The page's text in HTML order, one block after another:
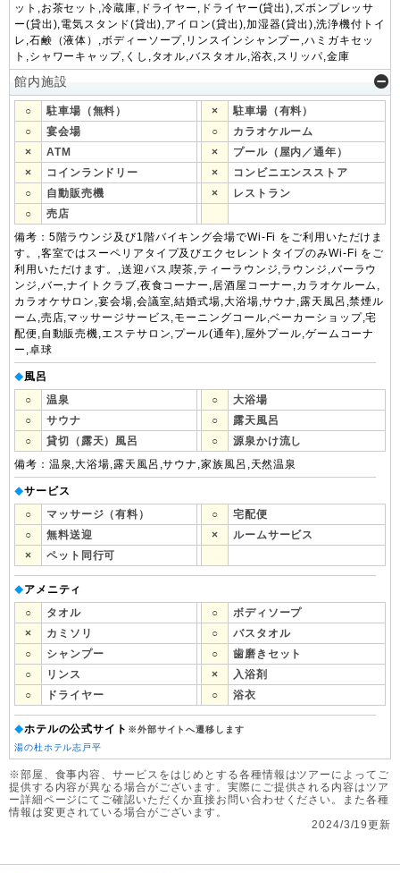
ット,お茶セット,冷蔵庫,ドライヤー,ドライヤー(貸出),ズボンプレッサ
ー(貸出),電気スタンド(貸出),アイロン(貸出),加湿器(貸出),洗浄機付トイ
レ,石鹸（液体）,ボディーソープ,リンスインシャンプー,ハミガキセッ
ト,シャワーキャップ,くし,タオル,バスタオル,浴衣,スリッパ,金庫
館内施設
○ 駐車場（無料） ×
駐車場（有料）
○
宴会場 ○
カラオケルーム
×
ATM ×
プール（屋内／通年）
×
コインランドリー ×
コンビニエンスストア
○
自動販売機 ×
レストラン
○
売店
備考：5階ラウンジ及び1階バイキング会場でWi-Fi をご利用いただけま
す。,客室ではスーペリアタイプ及びエクセレントタイプのみWi-Fi をご
利用いただけます。,送迎バス,喫茶,ティーラウンジ,ラウンジ,バーラウ
ンジ,バー,ナイトクラブ,夜食コーナー,居酒屋コーナー,カラオケルーム,
カラオケサロン,宴会場,会議室,結婚式場,大浴場,サウナ,露天風呂,禁煙ル
ーム,売店,マッサージサービス,モーニングコール,ベーカーショップ,宅
配便,自動販売機,エステサロン,プール(通年),屋外プール,ゲームコーナ
ー,卓球
◆風呂
○
温泉 ○
大浴場
○
サウナ ○
露天風呂
○
貸切（露天）風呂 ○
源泉かけ流し
備考：温泉,大浴場,露天風呂,サウナ,家族風呂,天然温泉
◆サービス
○
マッサージ（有料） ○
宅配便
○
無料送迎 ×
ルームサービス
×
ペット同行可
◆アメニティ
○
タオル ○
ボディソープ
×
カミソリ ○
バスタオル
○
シャンプー ○
歯磨きセット
○
リンス ×
入浴剤
○
ドライヤー ○ 浴衣
◆ホテルの公式サイト ※外部サイトへ遷移します
湯の杜ホテル志戸平
※部屋、食事内容、サービスをはじめとする各種情報はツアーによってご
提供する内容が異なる場合がございます。実際にご提供される内容はツア
ー詳細ページにてご確認いただくか直接お問い合わせください。また各種
情報は変更されている場合がございます。
2024/3/19更新